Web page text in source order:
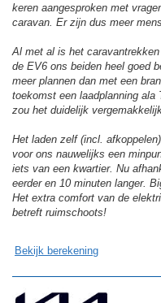
keren aangesproken met
caravan. Er zijn dus meer
Al met al is het
de EV6 ons beiden heel goed
meer plannen dan met een
toekomst een laadplanning ala
zou het duidelijk
Het laden zelf (incl.
voor ons nauwelijks een
iets van een kwartier. Nu
eerder en 10 minuten langer.
Het extra comfort van de
betreft ruimschoots!
Bekijk berekening